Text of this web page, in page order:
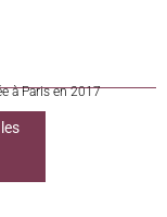
à Paris en 2017